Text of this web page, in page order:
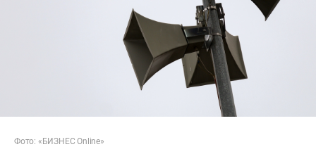
Фото: «БИЗНЕС Online»